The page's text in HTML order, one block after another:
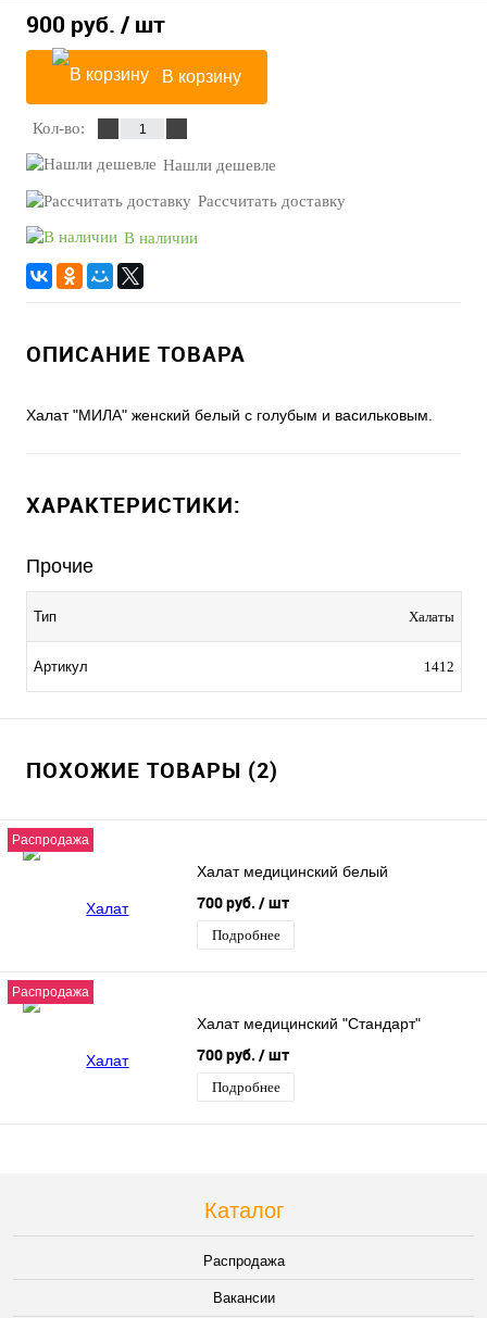
900 руб. / шт
В корзину
Кол-во:
Нашли дешевле
Рассчитать доставку
В наличии
ОПИСАНИЕ ТОВАРА
Халат "МИЛА" женский белый с голубым и васильковым.
ХАРАКТЕРИСТИКИ:
Прочие
Тип Халаты
Артикул 1412
ПОХОЖИЕ ТОВАРЫ (2)
Распродажа
Халат медицинский белый
700 руб. / шт
Подробнее
Распродажа
Халат медицинский "Стандарт"
700 руб. / шт
Подробнее
Каталог
Распродажа
Вакансии